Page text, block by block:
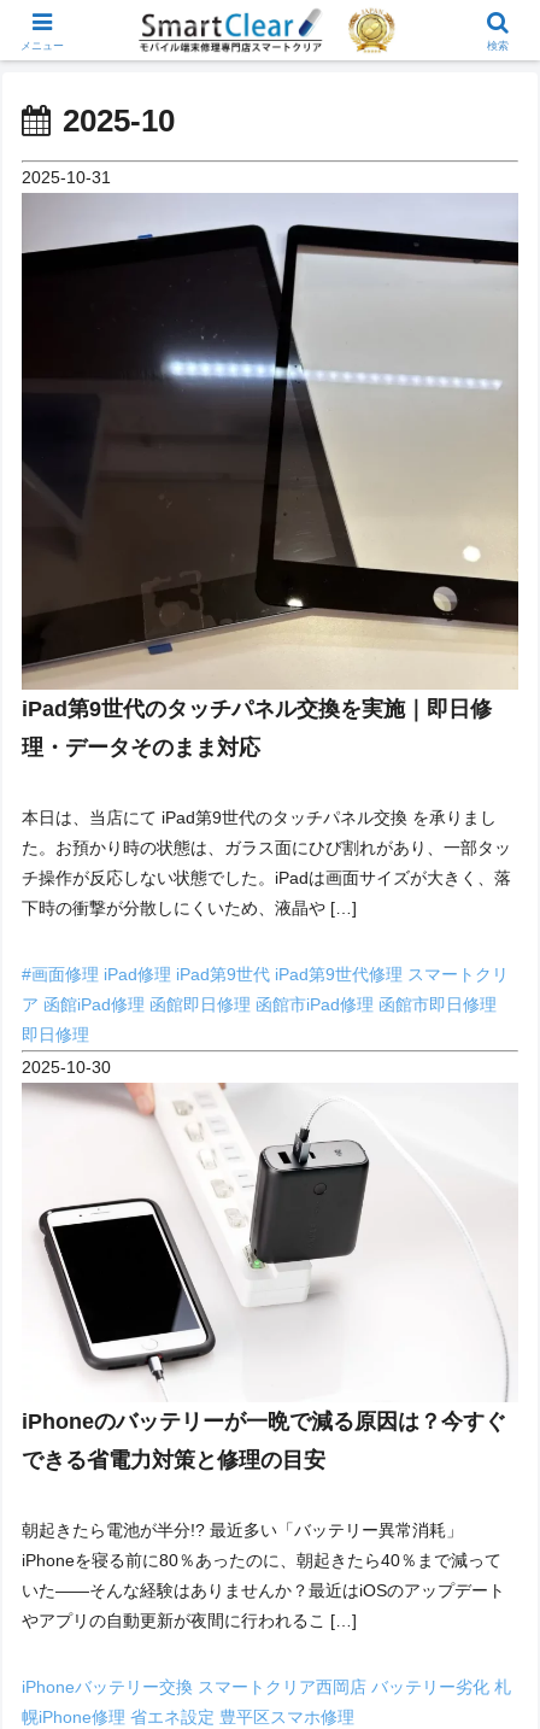
2025-10
2025-10-31
iPad第9世代のタッチパネル交換を実施｜即日修
理・データそのまま対応
本日は、当店にて iPad第9世代のタッチパネル交換 を承りまし
た。お預かり時の状態は、ガラス面にひび割れがあり、一部タッ
チ操作が反応しない状態でした。iPadは画面サイズが大きく、落
下時の衝撃が分散しにくいため、液晶や […]
#画面修理 iPad修理 iPad第9世代 iPad第9世代修理 スマートクリ
ア 函館iPad修理 函館即日修理 函館市iPad修理 函館市即日修理
即日修理
2025-10-30
iPhoneのバッテリーが一晩で減る原因は？今すぐ
できる省電力対策と修理の目安
朝起きたら電池が半分!? 最近多い「バッテリー異常消耗」
iPhoneを寝る前に80％あったのに、朝起きたら40％まで減って
いた——そんな経験はありませんか？最近はiOSのアップデート
やアプリの自動更新が夜間に行われるこ […]
iPhoneバッテリー交換 スマートクリア西岡店バッテリー劣化札
幌iPhone修理省エネ設定 豊平区スマホ修理
メニュー 検索